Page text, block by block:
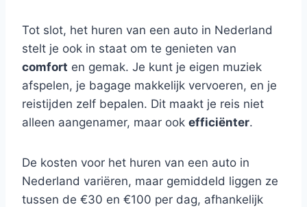
Tot slot, het huren van een auto in Nederland
stelt je ook in staat om te genieten van
comfort en gemak. Je kunt je eigen muziek
afspelen, je bagage makkelijk vervoeren, en je
reistijden zelf bepalen. Dit maakt je reis niet
alleen aangenamer, maar ook efficiënter.
De kosten voor het huren van een auto in
Nederland variëren, maar gemiddeld liggen ze
tussen de €30 en €100 per dag, afhankelijk